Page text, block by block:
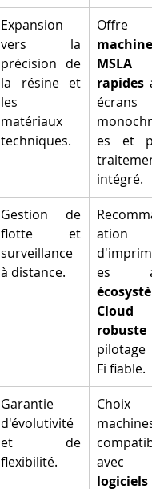
Expansion
vers la
précision de
la résine et
les
matériaux
techniques.
machines
MSLA
rapides
écrans
es et
traitement
intégré.
Gestion de
flotte et
surveillance
à distance.
ation
Cloud
robuste
pilotage
Fi fiable.
Garantie
d'évolutivité
et de
flexibilité.
Choix
machines